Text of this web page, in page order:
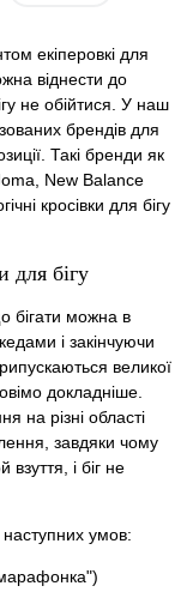
екіперовкі для
віднести до
не обійтися. У наш
брендів для
Такі бренди як
New Balance
кросівки для бігу
для бігу
бігати можна в
і закінчуючи
великої
докладніше.
на різні області
завдяки чому
і біг не
наступних умов: